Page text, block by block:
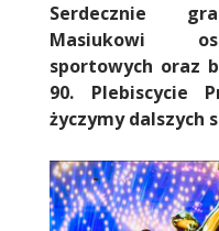
Serdecznie
Masiukowi
sportowych oraz
90. Plebiscycie
życzymy dalszych